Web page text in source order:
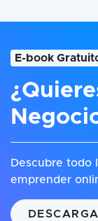
E-book
Descubre todo
emprender